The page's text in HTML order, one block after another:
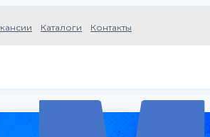
Каталоги Контакты